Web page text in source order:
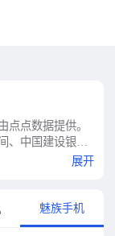
点点数据提供。
、中国建设银
云闪付、鲨鱼记
展开
魅族手机